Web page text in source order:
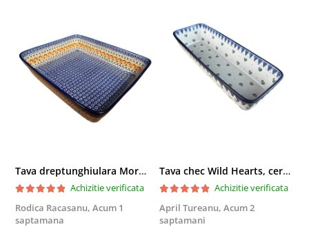
Tava dreptunghiulara Morning Sunrise, ceramica smaltuita, pictata manual, 27,0 X 32, 5 cm
Achizitie verificata
Rodica Racasanu, Acum 1
saptamana
Tava chec Wild Hearts, ceramica smaltuita, pictata manual, 31,0 X 12,0 cm
Achizitie verificata
April Tureanu, Acum 2
saptamani